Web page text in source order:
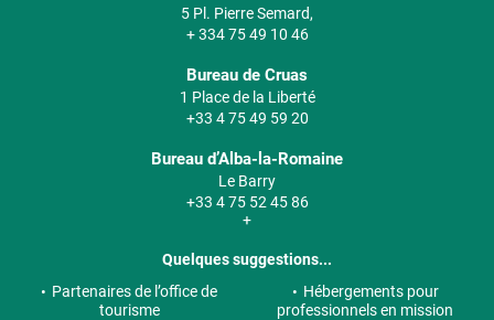
5 Pl. Pierre Semard,
+ 334 75 49 10 46
Bureau de Cruas
1 Place de la Liberté
+33 4 75 49 59 20
Bureau d’Alba-la-Romaine
Le Barry
+33 4 75 52 45 86
+
Quelques suggestions...
Partenaires de l’office de
tourisme
Hébergements pour
professionnels en mission